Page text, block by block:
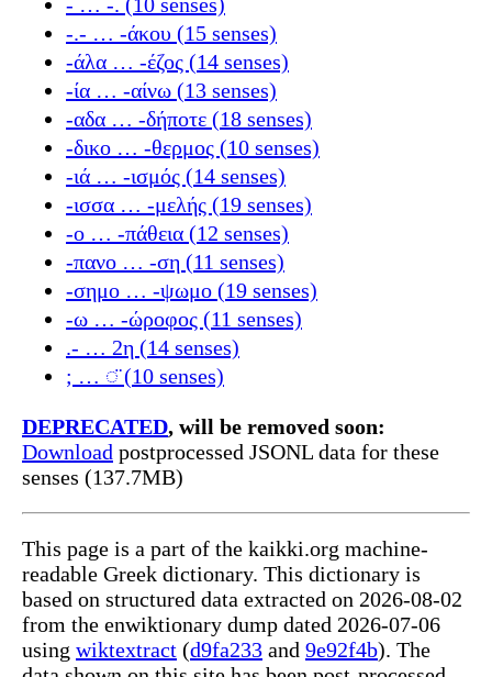
-.- … -άκου (15 senses)
-άλα … -έζος (14 senses)
-ία … -αίνω (13 senses)
-αδα … -δήποτε (18 senses)
-δικο … -θερμος (10 senses)
-ιά … -ισμός (14 senses)
-ισσα … -μελής (19 senses)
-ο … -πάθεια (12 senses)
-πανο … -ση (11 senses)
-σημο … -ψωμο (19 senses)
-ω … -ώροφος (11 senses)
.- … 2η (14 senses)
; … ◌̈ (10 senses)
DEPRECATED, will be removed soon:
Download postprocessed JSONL data for these
senses (137.7MB)
This page is a part of the kaikki.org machine-
readable Greek dictionary. This dictionary is
based on structured data extracted on 2026-08-02
from the enwiktionary dump dated 2026-07-06
using wiktextract (d9fa233 and 9e92f4b). The